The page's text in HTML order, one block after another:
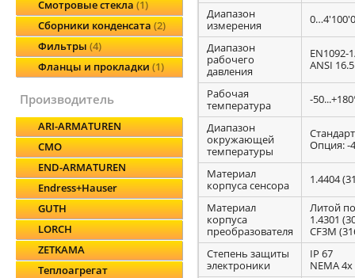
Смотровые стекла 1
Сборники конденсата 2
Фильтры 4
Фланцы и прокладки 1
производитель
ARI-ARMATUREN
CMO
END-ARMATUREN
Endress+Hauser
GUTH
LORCH
ZETKAMA
Теплоагрегат
Диапазон
измерения
Диапазон
рабочего
давления
EN1092-
ANSI
Рабочая
температура
-
Диапазон
окружающей
температуры
Опция: -
Материал
корпуса сенсора
1.4404
Материал
корпуса
преобразователя
Литой
1.4301
CF3M
Степень защиты
электроники
IP 67
NEMA 4x